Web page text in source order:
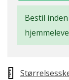
Bestil